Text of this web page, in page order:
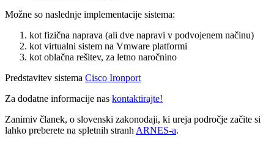
Možne so naslednje implementacije sistema:
kot fizična naprava (ali dve napravi v podvojenem načinu)
kot virtualni sistem na Vmware platformi
kot oblačna rešitev, za letno naročnino
Predstavitev sistema Cisco Ironport
Za dodatne informacije nas kontaktirajte!
Zanimiv članek, o slovenski zakonodaji, ki ureja področje začite si
lahko preberete na spletnih stranh ARNES-a.